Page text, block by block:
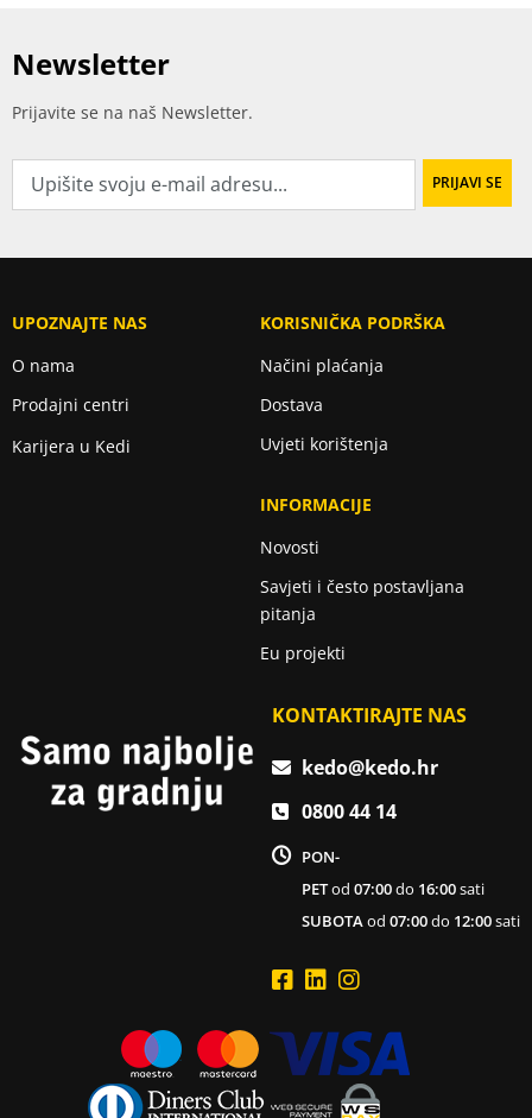
Newsletter
Prijavite se na naš Newsletter.
UPOZNAJTE NAS
O nama
Prodajni centri
Karijera u Kedi
KORISNIČKA PODRŠKA
Načini plaćanja
Dostava
Uvjeti korištenja
INFORMACIJE
Novosti
Savjeti i često postavljana
pitanja
Eu projekti
KONTAKTIRAJTE NAS
kedo@kedo.hr
0800 44 14
PON-
PETod07:00do 16:00sati
SUBOTAod07:00do 12:00sati